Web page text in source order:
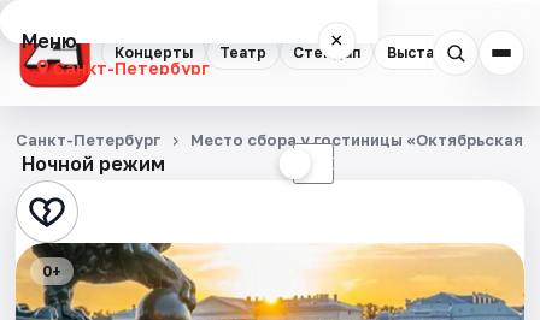
Концерты Театр Стендап Выставки
Меню ×
Санкт-Петербург
Концерты
Театр
Стендап
Выставки
Ночной режим ☾
Санкт-Петербург Место сбора у гостиницы «Октябрьская»
0+